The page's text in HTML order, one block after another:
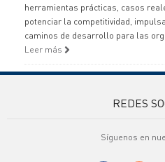
herramientas prácticas, casos
potenciar la competitividad,
caminos de desarrollo para las
Leer más
REDES
Síguenos en